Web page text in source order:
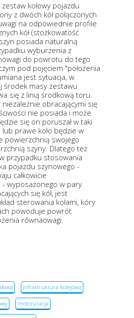
kołowy pojazdu
z dwóch kół połączonych
na odpowiednie profile
kół (stożkowatość
posiada naturalną
wyburzenia z
do powrotu do tego
pod pojęciem "położenia
jest sytuacja, w
środek masy zestawu
się z linią środkową toru.
niezależnie obracającymi się
nie posiada i może
się on poruszał w taki
prawe koło będzie w
powierzchnią swojego
szyny. Dlatego też
przypadku stosowania
pojazdu szynowego -
całkowicie
- wyposażonego w pary
się kół, jest
sterowania kołami, kóry
powoduje powrót
równaowagi.
infrastruktura kolejowa
motoryzacja